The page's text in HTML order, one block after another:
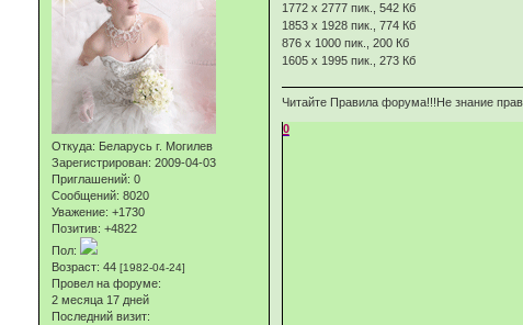
Откуда: Беларусь г. Могилев
Зарегистрирован: 2009-04-03
Приглашений: 0
Сообщений: 8020
Уважение: +1730
Позитив: +4822
Пол:
Возраст: 44 [1982-04-24]
Провел на форуме:
2 месяца 17 дней
Последний визит:
1772 x 2777 пик., 542 Кб
1853 x 1928 пик., 774 Кб
876 x 1000 пик., 200 Кб
1605 x 1995 пик., 273 Кб
Читайте Правила форума!!!Не знание
0